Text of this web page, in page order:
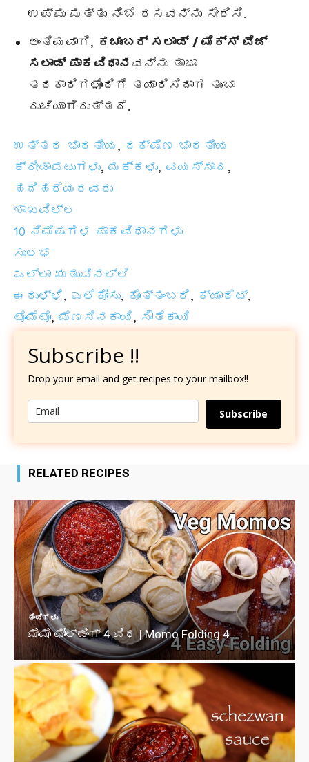
ಉಪ್ಪು ಮತ್ತು ನಿಂಬೆ ರಸವನ್ನು ಸೇರಿಸಿ.
ಅಂತಿಮವಾಗಿ, ಕಚುಂಬರ್ ಸಲಾಡ್ / ಮಿಕ್ಸ್ ವೆಜ್
ಸಲಾಡ್ ಪಾಕವಿಧಾನವನ್ನು ತಾಜಾ
ತರಕಾರಿಗಳೊಂದಿಗೆ ತಯಾರಿಸಿದಾಗ ತುಂಬಾ
ರುಚಿಯಾಗಿರುತ್ತದೆ.
ಉತ್ತರ ಭಾರತೀಯ, ದಕ್ಷಿಣ ಭಾರತೀಯ
ಕ್ರೀಡಾಪಟುಗಳು, ಮಕ್ಕಳು, ವಯಸ್ಸಾದ ,
ಹದಿಹರೆಯದವರು
ಶಾಖವಿಲ್ಲ
10 ನಿಮಿಷಗಳ ಪಾಕವಿಧಾನಗಳು
ಸುಲಭ
ಎಲ್ಲಾ ಋತುವಿನಲ್ಲಿ
ಈರುಳ್ಳಿ, ಎಲೆಕೋಸು, ಕೊತ್ತಂಬರಿ, ಕ್ಯಾರೆಟ್,
ಟೊಮೆಟೊ, ಮೆಣಸಿನಕಾಯಿ, ಸೌತೆಕಾಯಿ
Subscribe !!
Drop your email and get recipes to your mailbox!!
Subscribe
RELATED RECIPES
ತಿಂಡಿಗಳು
ಮೊಮೊ ಫೋಲ್ಡಿಂಗ್ 4 ವಿಧ | Momo Folding 4...